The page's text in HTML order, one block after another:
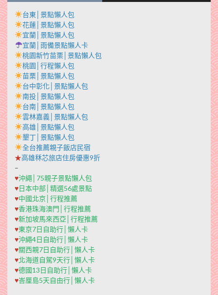
台東│景點懶人包
花蓮│景點懶人包
宜蘭│景點懶人包
宜蘭│雨備景點懶人卡
桃園新竹苗栗│景點懶人包
桃園│行程懶人包
苗栗│景點懶人包
台中彰化│景點懶人包
南投│景點懶人包
台南│景點懶人包
雲林嘉義│景點懶人包
高雄│景點懶人包
墾丁│景點懶人包
全台推薦親子飯店民宿
★高雄秝芯旅店住房優惠9折
–
♥沖繩│75親子景點懶人包
♥日本中部│精選56處景點
♥中國北京│行程推薦
♥香港珠海澳門│行程推薦
♥新加坡馬來西亞│行程推薦
♥東京7日自助行│懶人卡
♥沖繩4日自助行│懶人卡
♥關西親7日自助行│懶人卡
♥北海道自駕9天行│懶人卡
♥德國13日自助行│懶人卡
♥峇厘島5天自由行│懶人卡